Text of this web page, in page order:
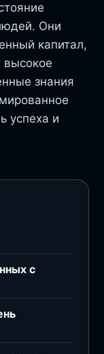
Они
капитал,
высокое
знания
успеха и
с